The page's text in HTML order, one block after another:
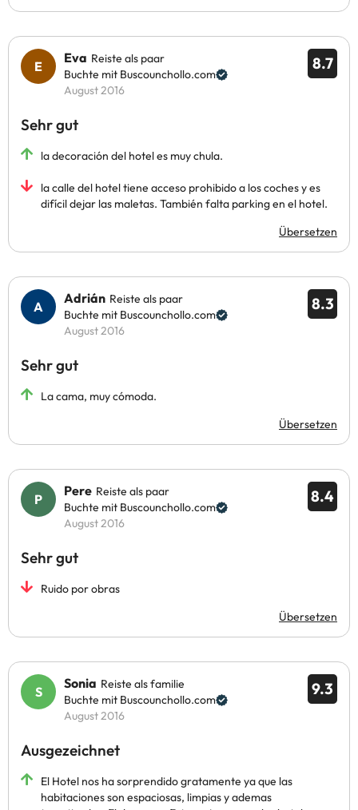
8.7
Eva Reiste als paar
Buchte mit Buscounchollo.com
August 2016
Sehr gut
la decoración del hotel es muy chula.
la calle del hotel tiene acceso prohibido a los coches y es
difícil dejar las maletas. También falta parking en el hotel.
Übersetzen
8.3
Adrián Reiste als paar
Buchte mit Buscounchollo.com
August 2016
Sehr gut
La cama, muy cómoda.
Übersetzen
8.4
Pere Reiste als paar
Buchte mit Buscounchollo.com
August 2016
Sehr gut
Ruido por obras
Übersetzen
9.3
Sonia Reiste als familie
Buchte mit Buscounchollo.com
August 2016
Ausgezeichnet
El Hotel nos ha sorprendido gratamente ya que las
habitaciones son espaciosas, limpias y ademas